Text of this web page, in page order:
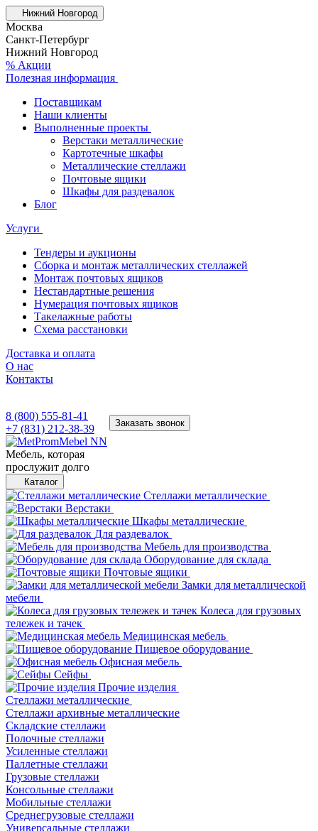
Нижний Новгород
Москва
Санкт-Петербург
Нижний Новгород
% Акции
Полезная информация
Поставщикам
Наши клиенты
Выполненные проекты
Верстаки металлические
Картотечные шкафы
Металлические стеллажи
Почтовые ящики
Шкафы для раздевалок
Блог
Услуги
Тендеры и аукционы
Сборка и монтаж металлических стеллажей
Монтаж почтовых ящиков
Нестандартные решения
Нумерация почтовых ящиков
Такелажные работы
Схема расстановки
Доставка и оплата
О нас
Контакты
8 (800) 555-81-41
+7 (831) 212-38-39
Заказать звонок
Мебель, которая
прослужит долго
Каталог
Стеллажи металлические
Верстаки
Шкафы металлические
Для раздевалок
Мебель для производства
Оборудование для склада
Почтовые ящики
Замки для металлической
мебели
Колеса для грузовых
тележек и тачек
Медицинская мебель
Пищевое оборудование
Офисная мебель
Сейфы
Прочие изделия
Стеллажи металлические
Cтеллажи архивные металлические
Складские стеллажи
Полочные стеллажи
Усиленные стеллажи
Паллетные стеллажи
Грузовые стеллажи
Консольные стеллажи
Мобильные стеллажи
Среднегрузовые стеллажи
Универсальные стеллажи